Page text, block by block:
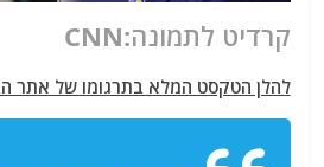
קרדיט לתמונה:CNN
להלן הטקסט המלא בתרגומו של אתר